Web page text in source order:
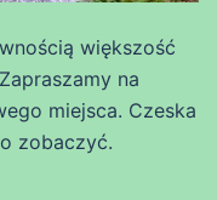
większość
na
miejsca. Czeska
zobaczyć.